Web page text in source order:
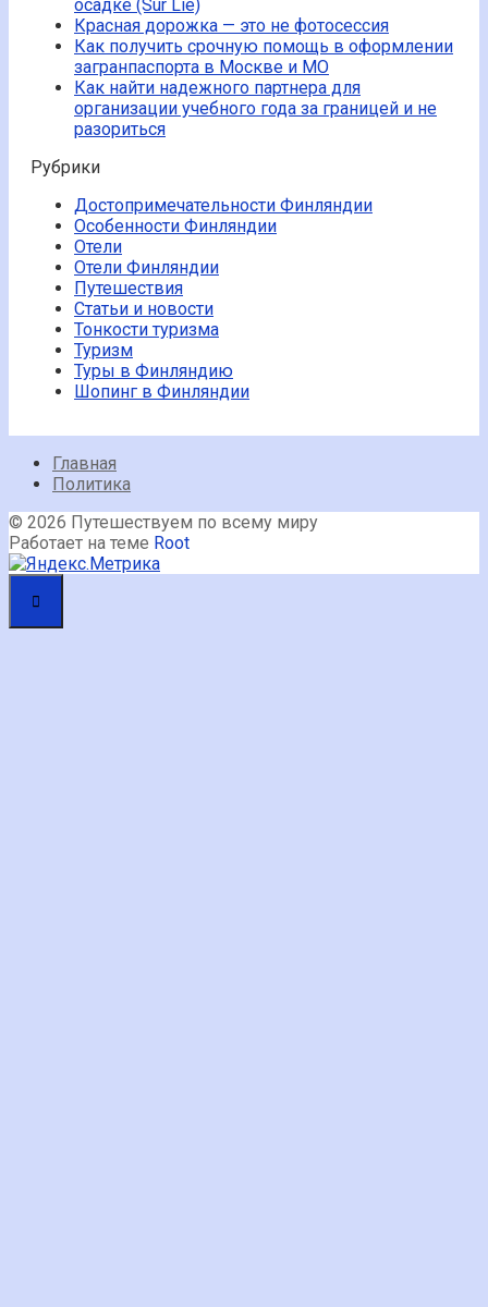
осадке (Sur Lie)
Красная дорожка — это не фотосессия
Как получить срочную помощь в оформлении
загранпаспорта в Москве и МО
Как найти надежного партнера для
организации учебного года за границей и не
разориться
Рубрики
Достопримечательности Финляндии
Особенности Финляндии
Отели
Отели Финляндии
Путешествия
Статьи и новости
Тонкости туризма
Туризм
Туры в Финляндию
Шопинг в Финляндии
Главная
Политика
© 2026 Путешествуем по всему миру
Работает на теме Root